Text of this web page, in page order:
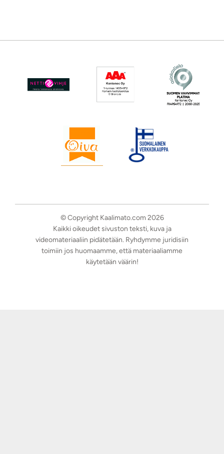
© Copyright Kaalimato.com 2026
Kaikki oikeudet sivuston teksti, kuva ja
videomateriaaliin pidätetään. Ryhdymme juridisiin
toimiin jos huomaamme, että materiaaliamme
käytetään väärin!